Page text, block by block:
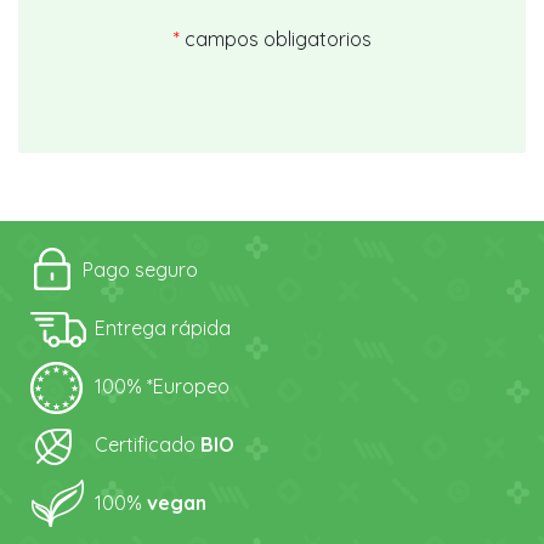
* campos obligatorios
Pago seguro
Entrega rápida
100% *Europeo
Certificado BIO
100% vegan